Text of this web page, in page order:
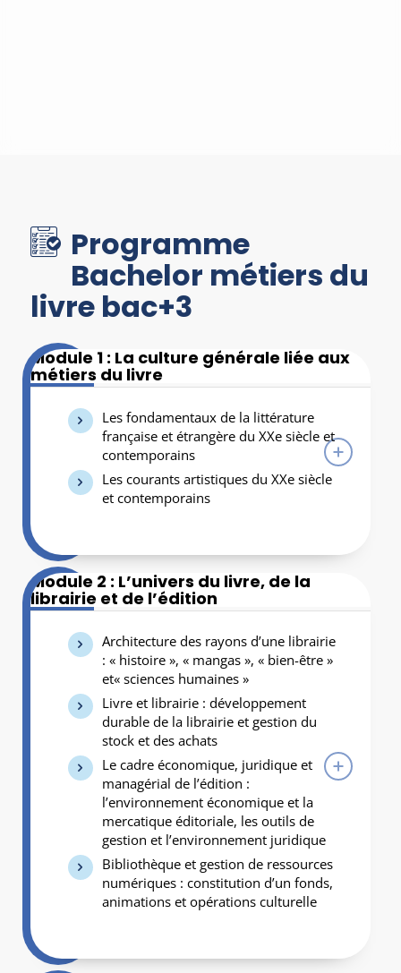
Programme
Bachelor métiers du
livre bac+3
Module 1 : La culture générale liée aux
métiers du livre
Les fondamentaux de la littérature
française et étrangère du XXe siècle et
contemporains
Les courants artistiques du XXe siècle
et contemporains
Module 2 : L’univers du livre, de la
librairie et de l’édition
Architecture des rayons d’une librairie
: « histoire », « mangas », « bien-être »
et« sciences humaines »
Livre et librairie : développement
durable de la librairie et gestion du
stock et des achats
Le cadre économique, juridique et
managérial de l’édition :
l’environnement économique et la
mercatique éditoriale, les outils de
gestion et l’environnement juridique
Bibliothèque et gestion de ressources
numériques : constitution d’un fonds,
animations et opérations culturelle